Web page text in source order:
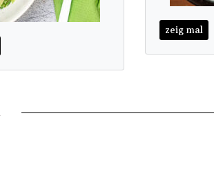
zeig mal